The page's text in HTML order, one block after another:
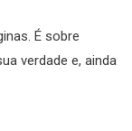
É sobre
verdade e, ainda